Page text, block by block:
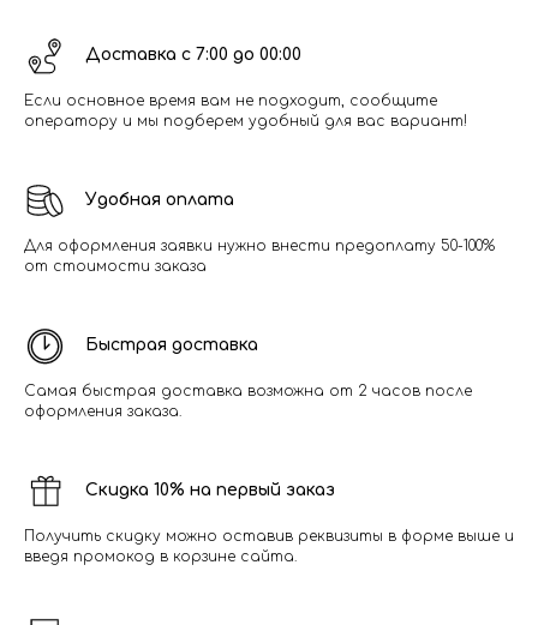
Доставка с 7:00 до 00:00
Если основное время вам не подходит, сообщите
оператору и мы подберем удобный для вас вариант!
Удобная оплата
Для оформления заявки нужно внести предоплату 50-100%
от стоимости заказа
Быстрая доставка
Самая быстрая доставка возможна от 2 часов после
оформления заказа.
Скидка 10% на первый заказ
Получить скидку можно оставив реквизиты в форме выше и
введя промокод в корзине сайта.